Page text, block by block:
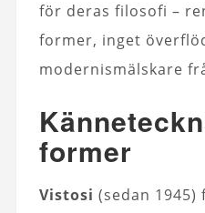
för deras filosofi –
former, inget
modernismälskare
former
Vistosi (sedan 1945)